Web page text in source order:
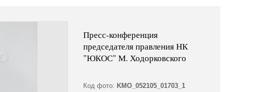
Пресс-конференция
председателя правления НК
"ЮКОС" М. Ходорковского
Код фото: KMO_052105_01703_1